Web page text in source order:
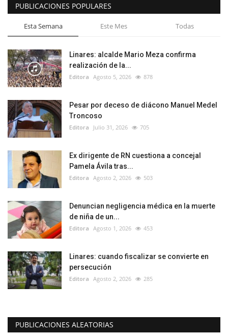
PUBLICACIONES POPULARES
Esta Semana Este Mes Todas
Linares: alcalde Mario Meza confirma
realización de la...
Editora Agosto 5, 2026 878
Pesar por deceso de diácono Manuel Medel
Troncoso
Editora Julio 31, 2026 705
Ex dirigente de RN cuestiona a concejal
Pamela Ávila tras...
Editora Agosto 2, 2026 503
Denuncian negligencia médica en la muerte
de niña de un...
Editora Agosto 1, 2026 453
Linares: cuando fiscalizar se convierte en
persecución
Editora Agosto 2, 2026 285
PUBLICACIONES ALEATORIAS